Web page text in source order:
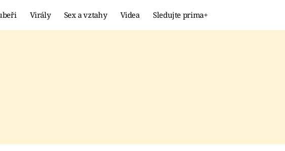
Virály Sex a vztahy Videa Sledujte prima+